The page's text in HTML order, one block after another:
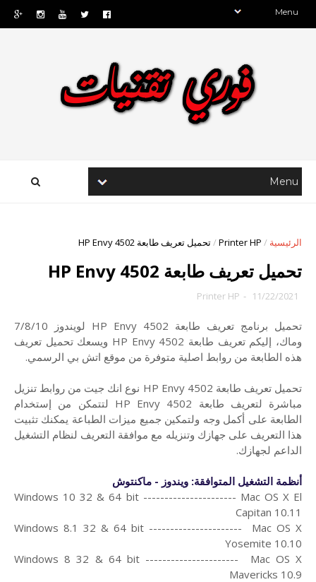
الرئيسية /
Printer HP
/تحميل تعريف طابعة HP Envy 4502
تحميل تعريف طابعة HP Envy 4502
11/22/2021
-
Printer HP
تحميل برنامج تعريف طابعة HP Envy 4502 لويندوز 7/8/10
وماك،
إليكم تعريف طابعة HP Envy 4502 ويسعك تحميل تعريف
هذه الطابعة من روابط اصلية متوفرة من موقع اتش بي الرسمي.
تحميل تعريف طابعة HP Envy 4502 نوع انك جيت من روابط تنزيل
مباشرة لتعريف طابعة HP Envy 4502 لتتمكن من إستخدام
الطابعة على أكمل وجه ولتمكين جميع ميزات الطباعة يمكنك تثبيت
هذا التعريف على جهازك وتنزيله مع موافقة التعريف لنظام التشغيل
الداعم لجهازك.
أنظمة التشغيل المتوافقة: ويندوز - ماكنتوش
Windows 10 32 & 64 bit ---------------------- Mac OS X El
Capitan 10.11
Windows 8.1 32 & 64 bit ---------------------- Mac OS X
Yosemite 10.10
Windows 8 32 & 64 bit ---------------------- Mac OS X
Mavericks 10.9